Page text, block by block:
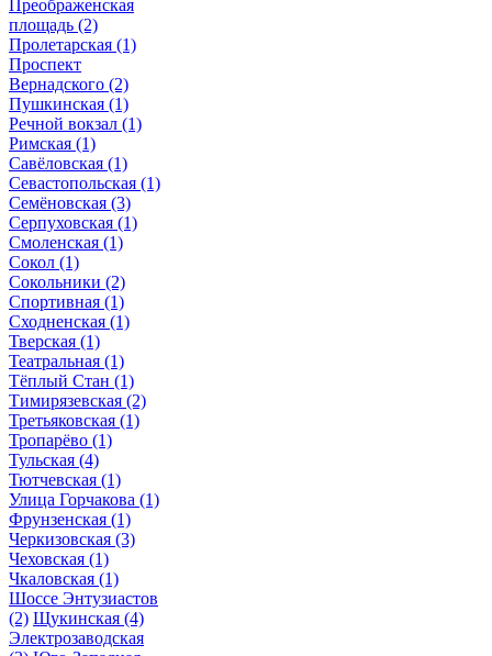
Преображенская
площадь (2)
Пролетарская (1)
Проспект
Вернадского (2)
Пушкинская (1)
Речной вокзал (1)
Римская (1)
Савёловская (1)
Севастопольская (1)
Семёновская (3)
Серпуховская (1)
Смоленская (1)
Сокол (1)
Сокольники (2)
Спортивная (1)
Сходненская (1)
Тверская (1)
Театральная (1)
Тёплый Стан (1)
Тимирязевская (2)
Третьяковская (1)
Тропарёво (1)
Тульская (4)
Тютчевская (1)
Улица Горчакова (1)
Фрунзенская (1)
Черкизовская (3)
Чеховская (1)
Чкаловская (1)
Шоссе Энтузиастов
(2) Щукинская (4)
Электрозаводская